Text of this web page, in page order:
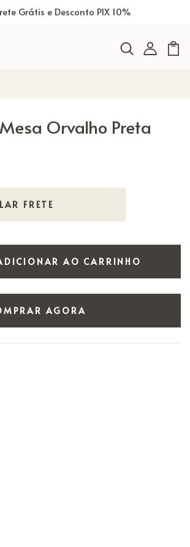
Grátis e Desconto PIX 10%
Orvalho Preta
FRETE
AO CARRINHO
AGORA